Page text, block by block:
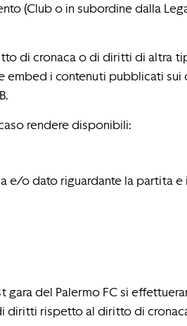
(Club o in subordine dalla
di cronaca o di diritti di altra
i contenuti pubblicati
rendere disponibili:
o dato riguardante la partita e
del Palermo FC si
rispetto al diritto di